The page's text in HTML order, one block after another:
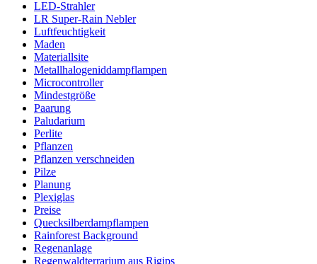
LED-Strahler
LR Super-Rain Nebler
Luftfeuchtigkeit
Maden
Materiallsite
Metallhalogeniddampflampen
Microcontroller
Mindestgröße
Paarung
Paludarium
Perlite
Pflanzen
Pflanzen verschneiden
Pilze
Planung
Plexiglas
Preise
Quecksilberdampflampen
Rainforest Background
Regenanlage
Regenwaldterrarium aus Rigips